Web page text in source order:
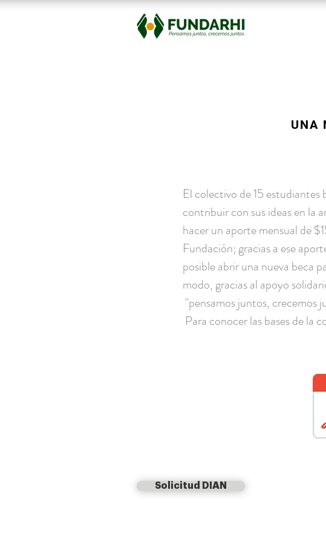
UNA
El colectivo de 15 estudiantes
contribuir con sus ideas en la
hacer un aporte mensual de
Fundación; gracias a ese
posible abrir una nueva beca
modo, gracias al apoyo
"pensamos juntos, crecemos
Para conocer las bases de
Solicitud DIAN